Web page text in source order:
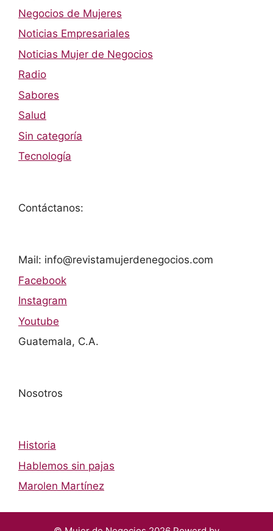
Negocios de Mujeres
Noticias Empresariales
Noticias Mujer de Negocios
Radio
Sabores
Salud
Sin categoría
Tecnología
Contáctanos:
Mail: info@revistamujerdenegocios.com
Facebook
Instagram
Youtube
Guatemala, C.A.
Nosotros
Historia
Hablemos sin pajas
Marolen Martínez